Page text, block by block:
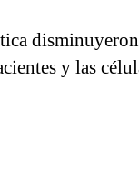
y las